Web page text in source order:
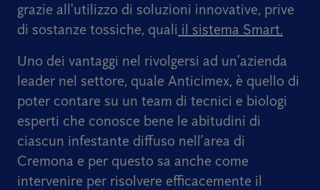
grazie all'utilizzo di soluzioni innovative, prive
di sostanze tossiche, quali il sistema Smart.
Uno dei vantaggi nel rivolgersi ad un’azienda
leader nel settore, quale Anticimex, è quello di
poter contare su un team di tecnici e biologi
esperti che conosce bene le abitudini di
ciascun infestante diffuso nell’area di
Cremona e per questo sa anche come
intervenire per risolvere efficacemente il